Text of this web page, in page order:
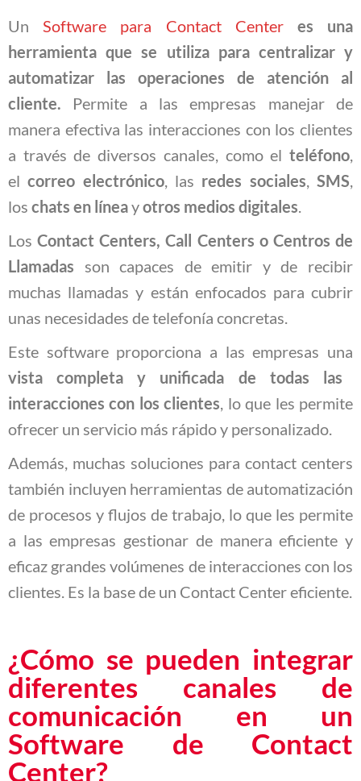
UnSoftware para Contact Centeres una
herramienta que se utiliza para centralizar y
automatizar las operaciones de atención al
cliente. Permite a las empresas manejar de
manera efectiva las interacciones con los clientes
a través de diversos canales, como el teléfono,
el correo electrónico, las redes sociales, SMS,
los chats en líneayotros medios digitales.
LosContact Centers, Call Centers o Centros de
Llamadas son capaces de emitir y de recibir
muchas llamadas y están enfocados para cubrir
unas necesidades de telefonía concretas.
Este software proporciona a las empresas una
vista completa y unificada de todas las
interacciones con los clientes, lo que les permite
ofrecer un servicio más rápido y personalizado.
Además, muchas soluciones para contact centers
también incluyen herramientas de automatización
de procesos y flujos de trabajo, lo que les permite
a las empresas gestionar de manera eficiente y
eficaz grandes volúmenes de interacciones con los
clientes. Es la base de un Contact Center eficiente.
¿Cómo se pueden integrar
diferentes canales de
comunicación en un
Software de Contact
Center?